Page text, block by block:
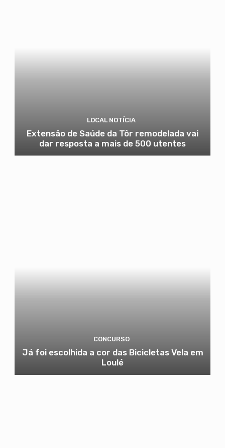
LOCAL NOTÍCIA
Extensão de Saúde da Tôr remodelada vai
dar resposta a mais de 500 utentes
CONCURSO
Já foi escolhida a cor das Bicicletas Vela em
Loulé